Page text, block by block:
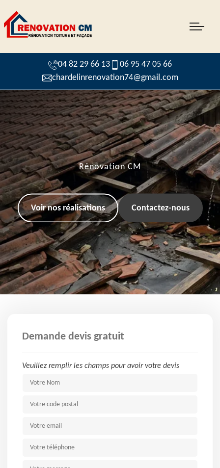
04 82 29 66 13
06 95 47 05 66
chardelinrenovation74@gmail.com
Rénovation CM
Voir nos réalisations Contactez-nous
Demande devis gratuit
Veuillez remplir les champs pour avoir votre devis